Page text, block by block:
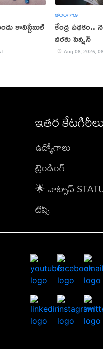
కానిస్టేబుల్‌
తెలంగాణ
కేంద్ర పథకం..
వరకు పెన్షన్
Aug 08, 2026,
ఇతర
ఉద్యోగాలు
ట్రెండింగ్
🌟 వాట్సాప్
టిప్స్